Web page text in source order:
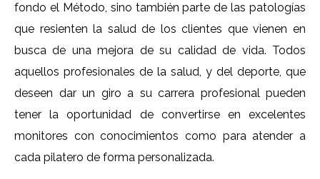
fondo el Método, sino también parte de las patologías
que resienten la salud de los clientes que vienen en
busca de una mejora de su calidad de vida. Todos
aquellos profesionales de la salud, y del deporte, que
deseen dar un giro a su carrera profesional pueden
tener la oportunidad de convertirse en excelentes
monitores con conocimientos como para atender a
cada pilatero de forma personalizada.